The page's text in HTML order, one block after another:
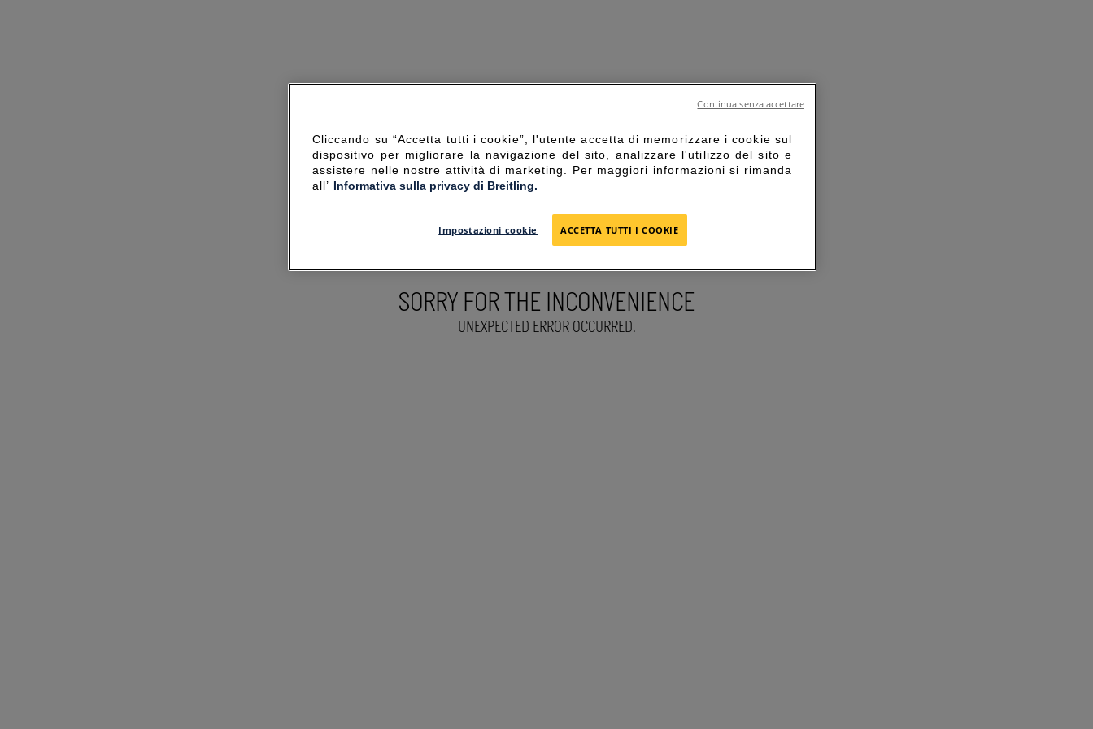
SORRY FOR THE INCONVENIENCE
UNEXPECTED ERROR OCCURRED.
Cliccando su “Accetta tutti i cookie”, l'utente accetta di memorizzare i cookie sul
dispositivo per migliorare la navigazione del sito, analizzare l'utilizzo del sito e
assistere nelle nostre attività di marketing. Per maggiori informazioni si rimanda
all’ Informativa sulla privacy di Breitling.
Impostazioni cookie ACCETTA TUTTI I COOKIE
Continua senza accettare